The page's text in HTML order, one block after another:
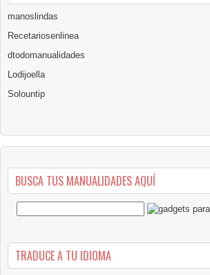
manoslindas
Recetariosenlinea
dtodomanualidades
Lodijoella
Solountip
BUSCA TUS MANUALIDADES AQUÍ
TRADUCE A TU IDIOMA